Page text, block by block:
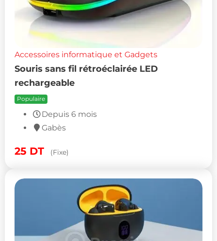
Accessoires informatique et Gadgets
Souris sans fil rétroéclairée LED
rechargeable
Populaire
Depuis 6 mois
Gabès
25 DT (Fixe)